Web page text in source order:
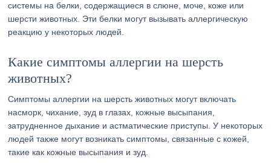
системы на белки, содержащиеся в слюне, моче, коже или
шерсти животных. Эти белки могут вызывать аллергическую
реакцию у некоторых людей.
Какие симптомы аллергии на шерсть
животных?
Симптомы аллергии на шерсть животных могут включать
насморк, чихание, зуд в глазах, кожные высыпания,
затрудненное дыхание и астматические приступы. У некоторых
людей также могут возникать симптомы, связанные с кожей,
такие как кожные высыпания и зуд.